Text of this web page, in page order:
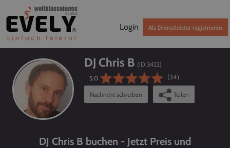
Login Als Dienstleister registrieren
DJ Chris B (ID:3422)
5,0
(34)
Nachricht schreiben Teilen
DJ Chris B buchen - Jetzt Preis und